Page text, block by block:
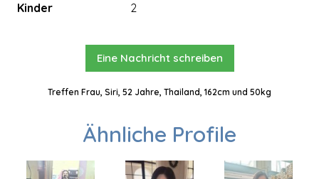
Kinder
2
Eine Nachricht schreiben
Treffen Frau, Siri, 52 Jahre, Thailand, 162cm und 50kg
Ähnliche Profile